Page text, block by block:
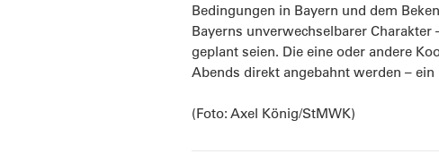
Bedingungen in Bayern und dem
Bayerns unverwechselbarer
geplant seien. Die eine oder andere
Abends direkt angebahnt werden –
(Foto: Axel König/StMWK)